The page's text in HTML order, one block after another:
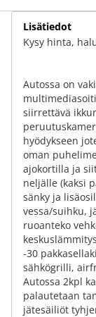
Lisätiedot
Kysy hinta,
Autossa on
siirrettävä
hyödykseen
oman
ajokortilla ja
neljälle (kaksi
sänky ja
vessa/suihku,
ruoanteko
-30
sähkögrilli,
Autossa 2kpl
palautetaan
jätesäiliöt